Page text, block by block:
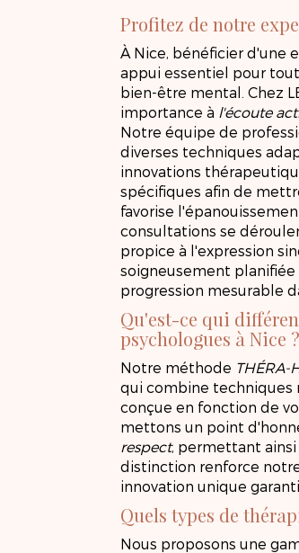
Profitez de notre
À Nice, bénéficier d'une
appui essentiel pour
bien-être mental. Chez
importance à l'écoute
Notre équipe de
diverses techniques
innovations
spécifiques afin de
favorise
consultations se
propice à l'expression
soigneusement
progression mesurable
Qu'est-ce qui
psychologues à Nice ?
Notre méthode THÉRA-
qui combine techniques
conçue en fonction de
mettons un point
respect, permettant
distinction renforce
innovation unique
Quels types de
Nous proposons une